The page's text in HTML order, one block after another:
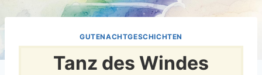
GUTENACHTGESCHICHTEN
Tanz des Windes